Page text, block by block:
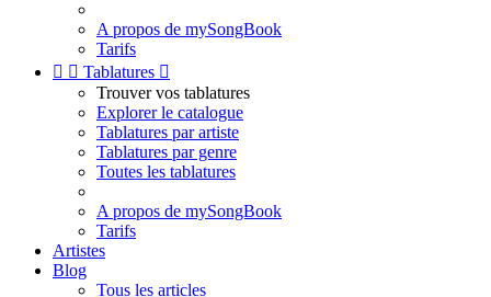
A propos de mySongBook
Tarifs
  Tablatures 
Trouver vos tablatures
Explorer le catalogue
Tablatures par artiste
Tablatures par genre
Toutes les tablatures
A propos de mySongBook
Tarifs
Artistes
Blog
Tous les articles